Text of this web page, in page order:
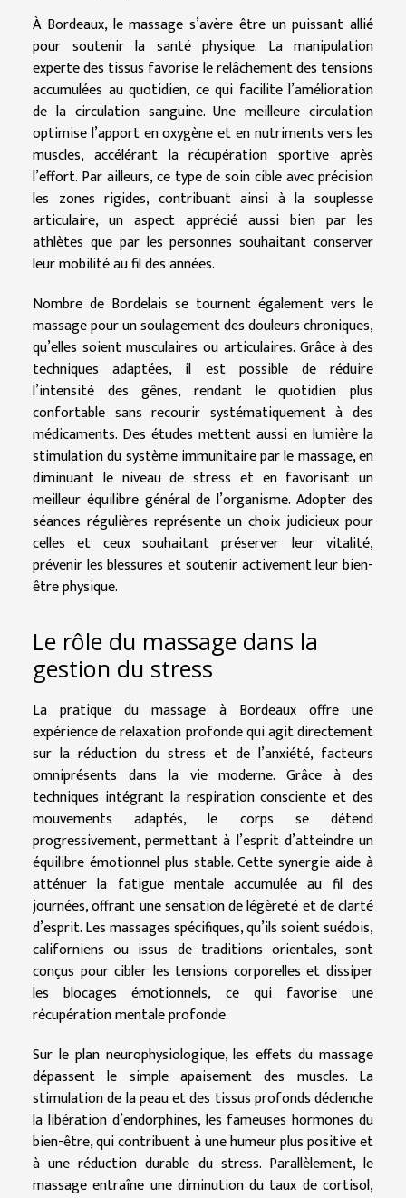
À Bordeaux, le massage s’avère être un puissant allié
pour soutenir la santé physique. La manipulation
experte des tissus favorise le relâchement des tensions
accumulées au quotidien, ce qui facilite l’amélioration
de la circulation sanguine. Une meilleure circulation
optimise l’apport en oxygène et en nutriments vers les
muscles, accélérant la récupération sportive après
l’effort. Par ailleurs, ce type de soin cible avec précision
les zones rigides, contribuant ainsi à la souplesse
articulaire, un aspect apprécié aussi bien par les
athlètes que par les personnes souhaitant conserver
leur mobilité au fil des années.
Nombre de Bordelais se tournent également vers le
massage pour un soulagement des douleurs chroniques,
qu’elles soient musculaires ou articulaires. Grâce à des
techniques adaptées, il est possible de réduire
l’intensité des gênes, rendant le quotidien plus
confortable sans recourir systématiquement à des
médicaments. Des études mettent aussi en lumière la
stimulation du système immunitaire par le massage, en
diminuant le niveau de stress et en favorisant un
meilleur équilibre général de l’organisme. Adopter des
séances régulières représente un choix judicieux pour
celles et ceux souhaitant préserver leur vitalité,
prévenir les blessures et soutenir activement leur bien-
être physique.
Le rôle du massage dans la
gestion du stress
La pratique du massage à Bordeaux offre une
expérience de relaxation profonde qui agit directement
sur la réduction du stress et de l’anxiété, facteurs
omniprésents dans la vie moderne. Grâce à des
techniques intégrant la respiration consciente et des
mouvements adaptés, le corps se détend
progressivement, permettant à l’esprit d’atteindre un
équilibre émotionnel plus stable. Cette synergie aide à
atténuer la fatigue mentale accumulée au fil des
journées, offrant une sensation de légèreté et de clarté
d’esprit. Les massages spécifiques, qu’ils soient suédois,
californiens ou issus de traditions orientales, sont
conçus pour cibler les tensions corporelles et dissiper
les blocages émotionnels, ce qui favorise une
récupération mentale profonde.
Sur le plan neurophysiologique, les effets du massage
dépassent le simple apaisement des muscles. La
stimulation de la peau et des tissus profonds déclenche
la libération d’endorphines, les fameuses hormones du
bien-être, qui contribuent à une humeur plus positive et
à une réduction durable du stress. Parallèlement, le
massage entraîne une diminution du taux de cortisol,